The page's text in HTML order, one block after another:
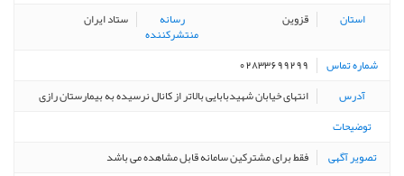
استان قزوین رسانه
منتشرکننده
ستاد ایران
شماره تماس 02833699299
آدرس
انتهای خیابان شهیدبابایی بالاتر از کانال نرسیده به بیمارستان رازی
توضیحات
تصویر آگهی
فقط برای مشترکین سامانه قابل مشاهده می باشد